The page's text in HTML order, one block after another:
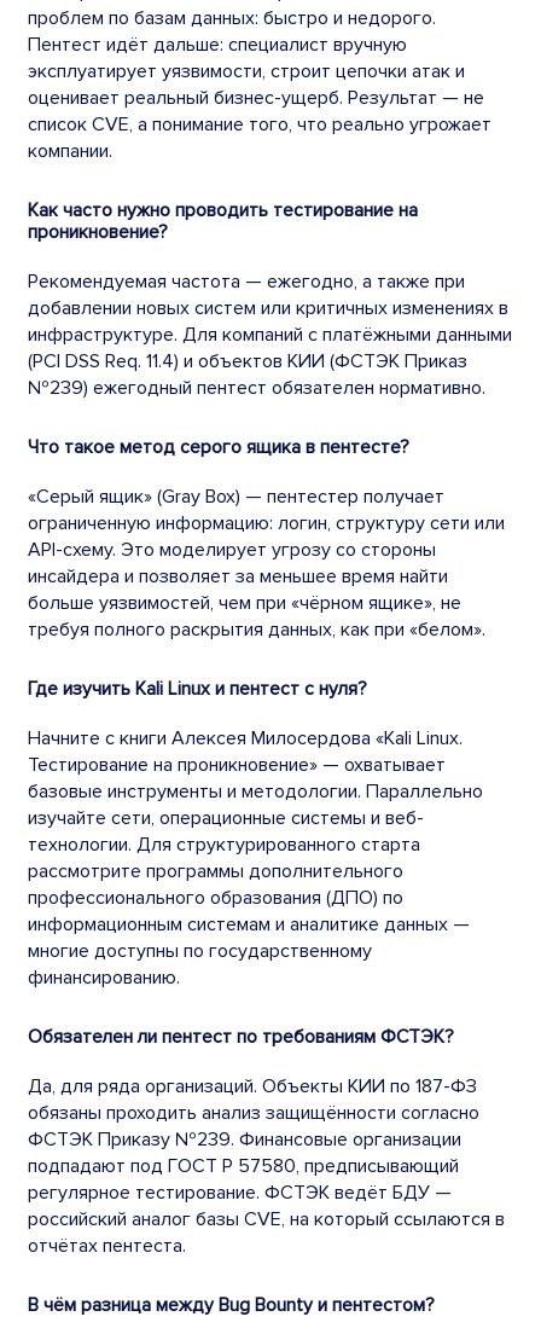
проблем по базам данных: быстро и недорого.
Пентест идёт дальше: специалист вручную
эксплуатирует уязвимости, строит цепочки атак и
оценивает реальный бизнес-ущерб. Результат — не
список CVE, а понимание того, что реально угрожает
компании.
Как часто нужно проводить тестирование на
проникновение?
Рекомендуемая частота — ежегодно, а также при
добавлении новых систем или критичных изменениях в
инфраструктуре. Для компаний с платёжными данными
(PCI DSS Req. 11.4) и объектов КИИ (ФСТЭК Приказ
№239) ежегодный пентест обязателен нормативно.
Что такое метод серого ящика в пентесте?
«Серый ящик» (Gray Box) — пентестер получает
ограниченную информацию: логин, структуру сети или
API-схему. Это моделирует угрозу со стороны
инсайдера и позволяет за меньшее время найти
больше уязвимостей, чем при «чёрном ящике», не
требуя полного раскрытия данных, как при «белом».
Где изучить Kali Linux и пентест с нуля?
Начните с книги Алексея Милосердова «Kali Linux.
Тестирование на проникновение» — охватывает
базовые инструменты и методологии. Параллельно
изучайте сети, операционные системы и веб-
технологии. Для структурированного старта
рассмотрите программы дополнительного
профессионального образования (ДПО) по
информационным системам и аналитике данных —
многие доступны по государственному
финансированию.
Обязателен ли пентест по требованиям ФСТЭК?
Да, для ряда организаций. Объекты КИИ по 187-ФЗ
обязаны проходить анализ защищённости согласно
ФСТЭК Приказу №239. Финансовые организации
подпадают под ГОСТ Р 57580, предписывающий
регулярное тестирование. ФСТЭК ведёт БДУ —
российский аналог базы CVE, на который ссылаются в
отчётах пентеста.
В чём разница между Bug Bounty и пентестом?